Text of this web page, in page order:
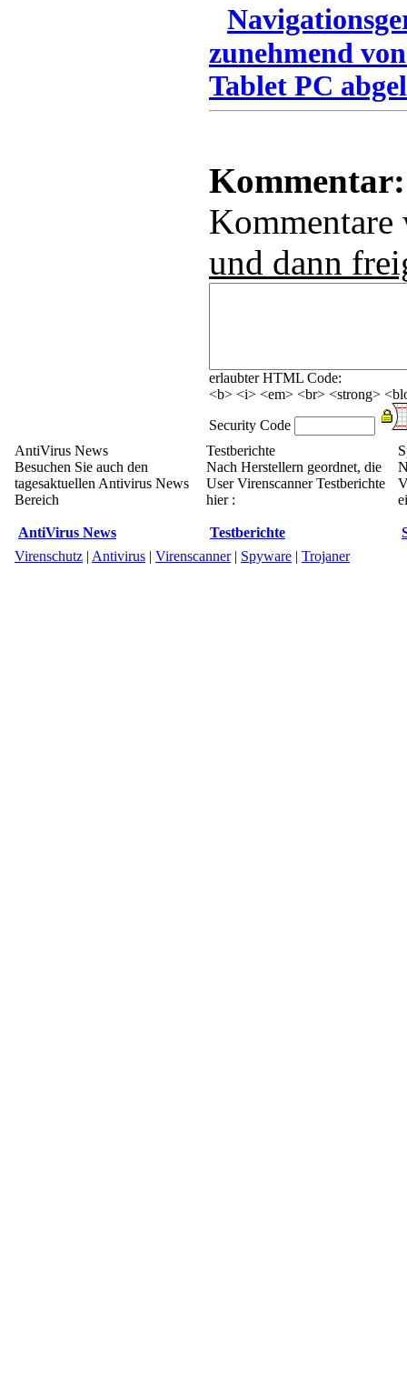
zunehmend
Tablet PC
Kommentar:
und dann
erlaubter HTML Code:
<b> <i> <em> <br> <strong>
Security Code
AntiVirus News
Besuchen Sie auch den
tagesaktuellen Antivirus News
Bereich
AntiVirus News
Testberichte
Nach Herstellern geordnet, die
User Virenscanner Testberichte
hier :
Testberichte
Virenschutz | Antivirus | Virenscanner| Spyware | Trojaner